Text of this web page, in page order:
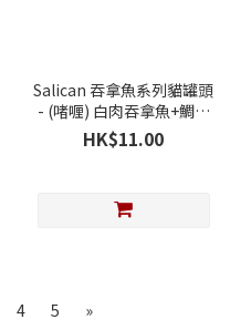
Salican 吞拿魚系列貓罐頭
- (啫喱) 白肉吞拿魚+鯛魚
85g
HK$11.00
4 5 »